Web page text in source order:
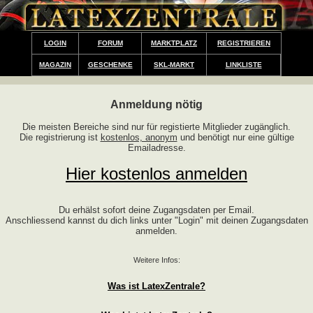
LOGIN FORUM MARKTPLATZ REGISTRIEREN
MAGAZIN GESCHENKE SKL-MARKT LINKLISTE
Anmeldung nötig
Die meisten Bereiche sind nur für registierte Mitglieder zugänglich.
Die registrierung ist kostenlos, anonym und benötigt nur eine gültige
Emailadresse.
Hier kostenlos anmelden
Du erhälst sofort deine Zugangsdaten per Email.
Anschliessend kannst du dich links unter "Login" mit deinen Zugangsdaten
anmelden.
Weitere Infos:
Was ist LatexZentrale?